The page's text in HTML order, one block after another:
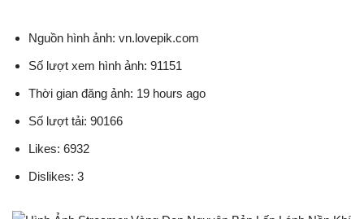
Nguồn hình ảnh: vn.lovepik.com
Số lượt xem hình ảnh: 91151
Thời gian đăng ảnh: 19 hours ago
Số lượt tải: 90166
Likes: 6932
Dislikes: 3